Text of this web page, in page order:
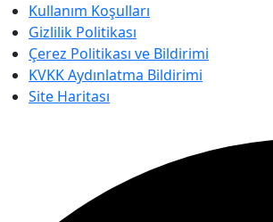
Kullanım Koşulları
Gizlilik Politikası
Çerez Politikası ve Bildirimi
KVKK Aydınlatma Bildirimi
Site Haritası